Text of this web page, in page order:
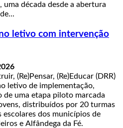
década desde a abertura
letivo com intervenção
(Re)Pensar, (Re)Educar (DRR)
letivo de implementação,
de uma etapa piloto marcada
distribuídos por 20 turmas
dos municípios de
e Alfândega da Fé.